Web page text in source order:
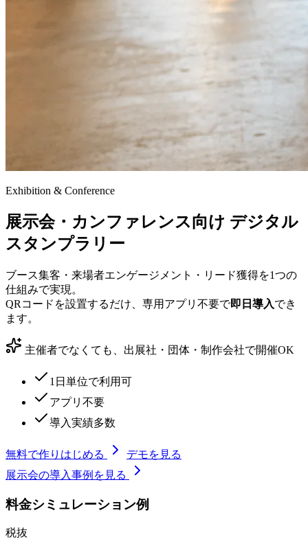
Exhibition & Conference
展示会・カンファレンス向け デジタル
スタンプラリー
ブース集客・来場者エンゲージメント・リード獲得を1つの
仕組みで実現。
QRコードを設置するだけ、専用アプリ不要で即日導入でき
ます。
主催者でなくても、出展社・団体・制作会社で開催OK
1日単位で利用可
アプリ不要
導入実績多数
無料で作りはじめる
デモを見る
展示会の導入事例を見る
料金シミュレーション例
税抜